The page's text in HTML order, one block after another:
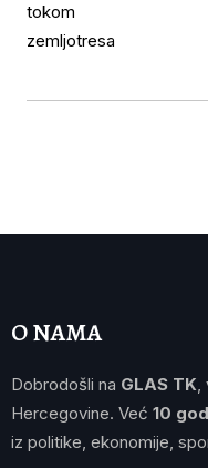
O NAMA
Dobrodošli na GLAS TK,
Hercegovine. Već 10
iz politike, ekonomije,